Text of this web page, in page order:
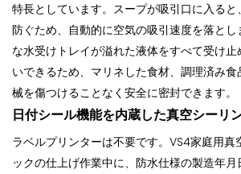
特長としています。スープが吸引口に入る
防ぐため、自動的に空気の吸引速度を落と
な水受けトレイが溢れた液体をすべて受け
いできるため、マリネした食材、調理済み
械を傷つけることなく安全に密封できます。
日付シール機能を内蔵した真空シーリ
ラベルプリンターは不要です。VS4家庭用真
ックの仕上げ作業中に、防水仕様の製造年